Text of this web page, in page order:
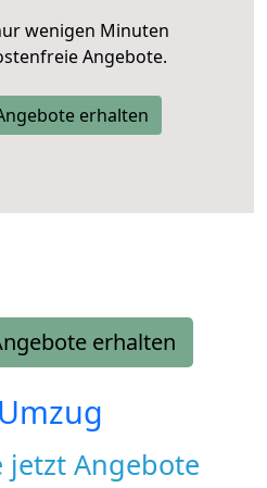
wenigen Minuten
Angebote.
erhalten
erhalten
jetzt Angebote